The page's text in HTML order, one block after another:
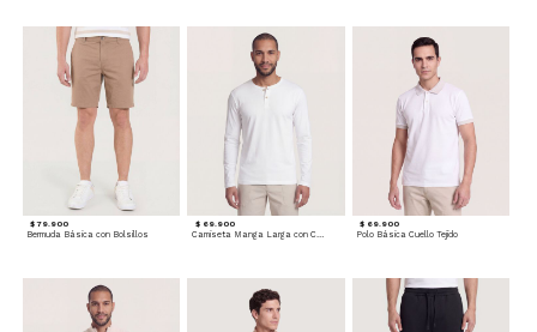
$ 79.900
Bermuda Básica con Bolsillos
$ 69.900
Camiseta Manga Larga con Cuello Henley
$ 69.900
Polo Básica Cuello Tejido